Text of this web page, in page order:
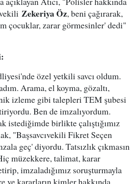
Zekeriya Öz, beni çağırarak,
çocuklar, zarar görmesinler' dedi"
özel yetkili savcı oldum.
Arama, el koyma, gözaltı,
izleme gibi talepleri TEM şubesi
Ben de imzalıyordum.
istediğimde birlikte çalıştığımız
"Başsavcıvekili Fikret Seçen
geç' diyordu. Tatsızlık çıkmasın
müzekkere, talimat, karar
imzaladığımız soruşturmayla
ve kararların kimler hakkında